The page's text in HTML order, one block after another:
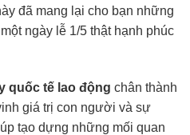
đã mang lại cho bạn những
ngày lễ 1/5 thật hạnh phúc
quốc tế lao động chân thành
giá trị con người và sự
tạo dựng những mối quan